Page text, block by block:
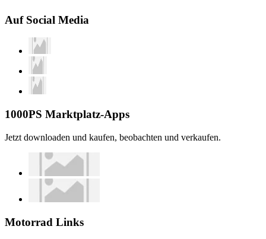
Auf Social Media
1000PS Marktplatz-Apps
Jetzt downloaden und kaufen, beobachten und verkaufen.
Motorrad Links